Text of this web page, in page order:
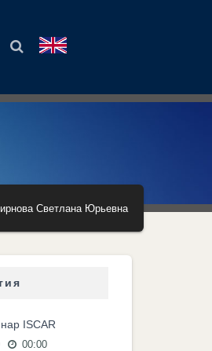
Светлана Юрьевна
ISCAR
00:00